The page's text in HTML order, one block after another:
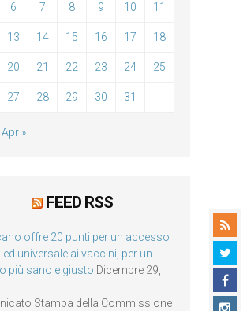
6 7 8 9 10 11
13 14 15 16 17 18
20 21 22 23 24 25
27 28 29 30 31
Apr »
FEED RSS
offre 20 punti per un accesso
universale ai vaccini, per un
più sano e giusto Dicembre 29,
Stampa della Commissione